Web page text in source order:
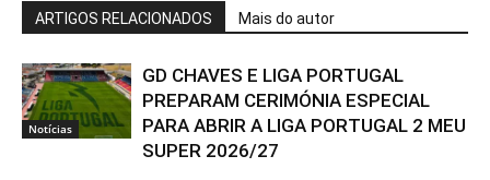
ARTIGOS RELACIONADOS Mais do autor
Notícias
GD CHAVES E LIGA PORTUGAL
PREPARAM CERIMÓNIA ESPECIAL
PARA ABRIR A LIGA PORTUGAL 2 MEU
SUPER 2026/27